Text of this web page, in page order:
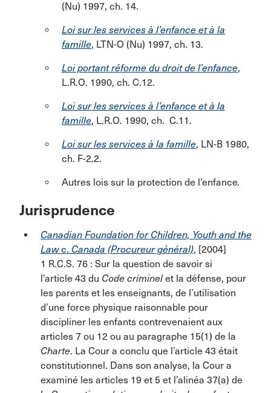
(Nu) 1997, ch. 14.
Loi sur les services à l’enfance et à la
famille, LTN-O (Nu) 1997, ch. 13.
Loi portant réforme du droit de l’enfance,
L.R.O. 1990, ch. C.12.
Loi sur les services à l’enfance et à la
famille, L.R.O. 1990, ch. C.11.
Loi sur les services à la famille, LN-B 1980,
ch. F-2.2.
Autres lois sur la protection de l’enfance.
Jurisprudence
Canadian Foundation for Children, Youth and the
Lawc. Canada (Procureur général), [2004]
1 R.C.S. 76 : Sur la question de savoir si
l’article 43 du Code criminelet la défense, pour
les parents et les enseignants, de l’utilisation
d’une force physique raisonnable pour
discipliner les enfants contrevenaient aux
articles 7 ou 12 ou au paragraphe 15(1) de la
Charte. La Cour a conclu que l’article 43 était
constitutionnel. Dans son analyse, la Cour a
examiné les articles 19 et 5 et l’alinéa 37(a) de